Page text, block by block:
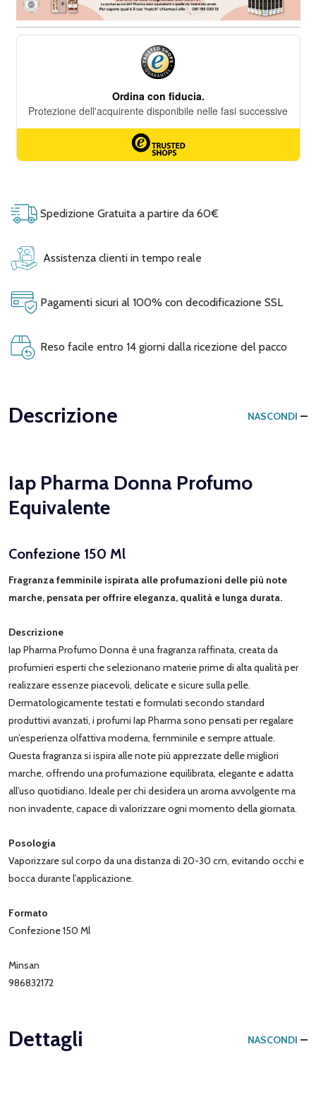
Spedizione Gratuita a partire da 60€
Assistenza clienti in tempo reale
Pagamenti sicuri al 100% con decodificazione SSL
Reso facile entro 14 giorni dalla ricezione del pacco
Descrizione NASCONDI
Iap Pharma Donna Profumo
Equivalente
Confezione 150 Ml
Fragranza femminile ispirata alle profumazioni delle più note
marche, pensata per offrire eleganza, qualità e lunga durata.
Descrizione
Iap Pharma Profumo Donna è una fragranza raffinata, creata da
profumieri esperti che selezionano materie prime di alta qualità per
realizzare essenze piacevoli, delicate e sicure sulla pelle.
Dermatologicamente testati e formulati secondo standard
produttivi avanzati, i profumi Iap Pharma sono pensati per regalare
un’esperienza olfattiva moderna, femminile e sempre attuale.
Questa fragranza si ispira alle note più apprezzate delle migliori
marche, offrendo una profumazione equilibrata, elegante e adatta
all’uso quotidiano. Ideale per chi desidera un aroma avvolgente ma
non invadente, capace di valorizzare ogni momento della giornata.
Posologia
Vaporizzare sul corpo da una distanza di 20-30 cm, evitando occhi e
bocca durante l’applicazione.
Formato
Confezione 150 Ml
Minsan
986832172
Dettagli NASCONDI